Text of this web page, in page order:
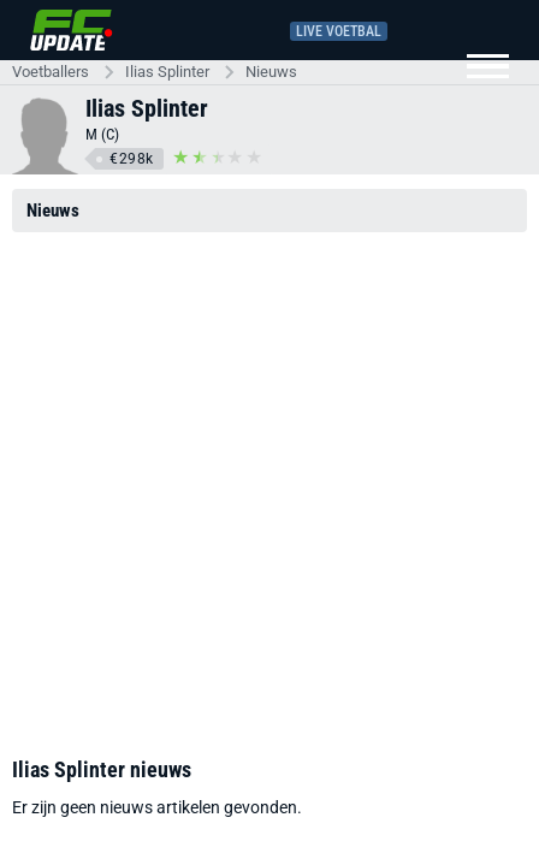
LIVE VOETBAL
Voetballers Ilias Splinter Nieuws
Ilias Splinter
M (C)
€298k
Nieuws
Ilias Splinter nieuws
Er zijn geen nieuws artikelen gevonden.